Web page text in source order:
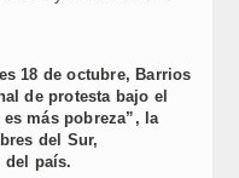
18 de octubre, Barrios
de protesta bajo el
es más pobreza”, la
del Sur,
del país.